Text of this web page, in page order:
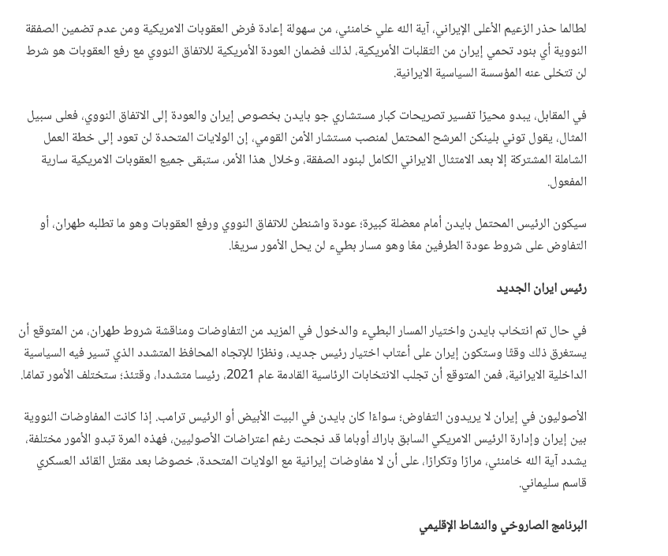
لطالما حذر الزعيم الأعلى الإيراني، آية الله علي خامنئي، من سهولة إعادة فرض العقوبات الامريكية ومن عدم تضمين الصفقة
النووية أي بنود تحمي إيران من التقلبات الأمريكية، لذلك فضمان العودة الأمريكية للاتفاق النووي مع رفع العقوبات هو شرط
لن تتخلى عنه المؤسسة السياسية الايرانية.
في المقابل، يبدو محيرًا تفسير تصريحات كبار مستشاري جو بايدن بخصوص إيران والعودة إلى الاتفاق النووي، فعلى سبيل
المثال، يقول توني بلينكن المرشح المحتمل لمنصب مستشار الأمن القومي، إن الولايات المتحدة لن تعود إلى خطة العمل
الشاملة المشتركة إلا بعد الامتثال الايراني الكامل لبنود الصفقة، وخلال هذا الأمر، ستبقى جميع العقوبات الامريكية سارية
المفعول.
سيكون الرئيس المحتمل بايدن أمام معضلة كبيرة؛ عودة واشنطن للاتفاق النووي ورفع العقوبات وهو ما تطلبه طهران، أو
التفاوض على شروط عودة الطرفين معًا وهو مسار بطيء لن يحل الأمور سريعًا.
رئيس ايران الجديد
في حال تم انتخاب بايدن واختيار المسار البطيء والدخول في المزيد من التفاوضات ومناقشة شروط طهران، من المتوقع أن
يستغرق ذلك وقتًا وستكون إيران على أعتاب اختيار رئيس جديد، ونظرًا للإتجاه المحافظ المتشدد الذي تسير فيه السياسية
الداخلية الايرانية، فمن المتوقع أن تجلب الانتخابات الرئاسية القادمة عام 2021، رئيسا متشددا، وقتئذ؛ ستختلف الأمور تمامًا.
الأصوليون في إيران لا يريدون التفاوض؛ سواءًا كان بايدن في البيت الأبيض أو الرئيس ترامب. إذا كانت المفاوضات النووية
بين إيران وإدارة الرئيس الامريكي السابق باراك أوباما قد نجحت رغم اعتراضات الأصوليين، فهذه المرة تبدو الأمور مختلفة،
يشدد آية الله خامنئي، مرارًا وتكرارًا، على أن لا مفاوضات إيرانية مع الولايات المتحدة، خصوصًا بعد مقتل القائد العسكري
قاسم سليماني.
البرنامج الصاروخي والنشاط الإقليمي